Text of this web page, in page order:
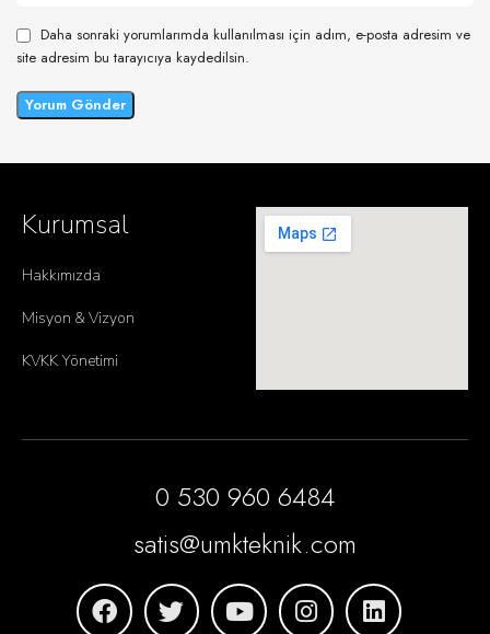
Daha sonraki yorumlarımda kullanılması için adım, e-posta adresim ve
site adresim bu tarayıcıya kaydedilsin.
Kurumsal
Hakkımızda
Misyon & Vizyon
KVKK Yönetimi
0 530 960 6484
satis@umkteknik.com